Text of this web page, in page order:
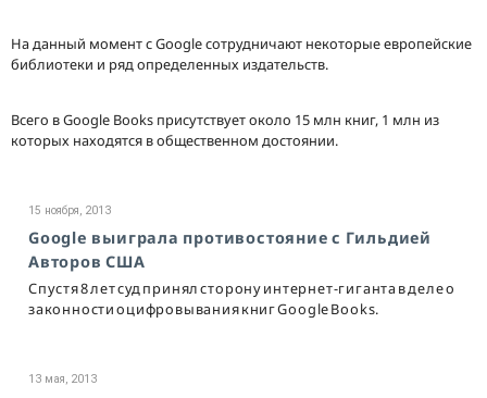
На данный момент с Google сотрудничают некоторые европейские
библиотеки и ряд определенных издательств.
Всего в Google Books присутствует около 15 млн книг, 1 млн из
которых находятся в общественном достоянии.
15 ноября, 2013
Google выиграла противостояние с Гильдией
Авторов США
Спустя 8 лет суд принял сторону интернет-гиганта в деле о
законности оцифровывания книг Google Books.
13 мая, 2013